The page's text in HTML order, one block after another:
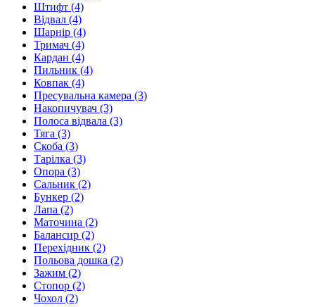
Штифт (4)
Відвал (4)
Шарнір (4)
Тримач (4)
Кардан (4)
Пильник (4)
Ковпак (4)
Пресувальна камера (3)
Накопичувач (3)
Полоса відвала (3)
Тяга (3)
Скоба (3)
Тарілка (3)
Опора (3)
Сальник (2)
Бункер (2)
Лапа (2)
Маточина (2)
Балансир (2)
Перехідник (2)
Польова дошка (2)
Зажим (2)
Стопор (2)
Чохол (2)